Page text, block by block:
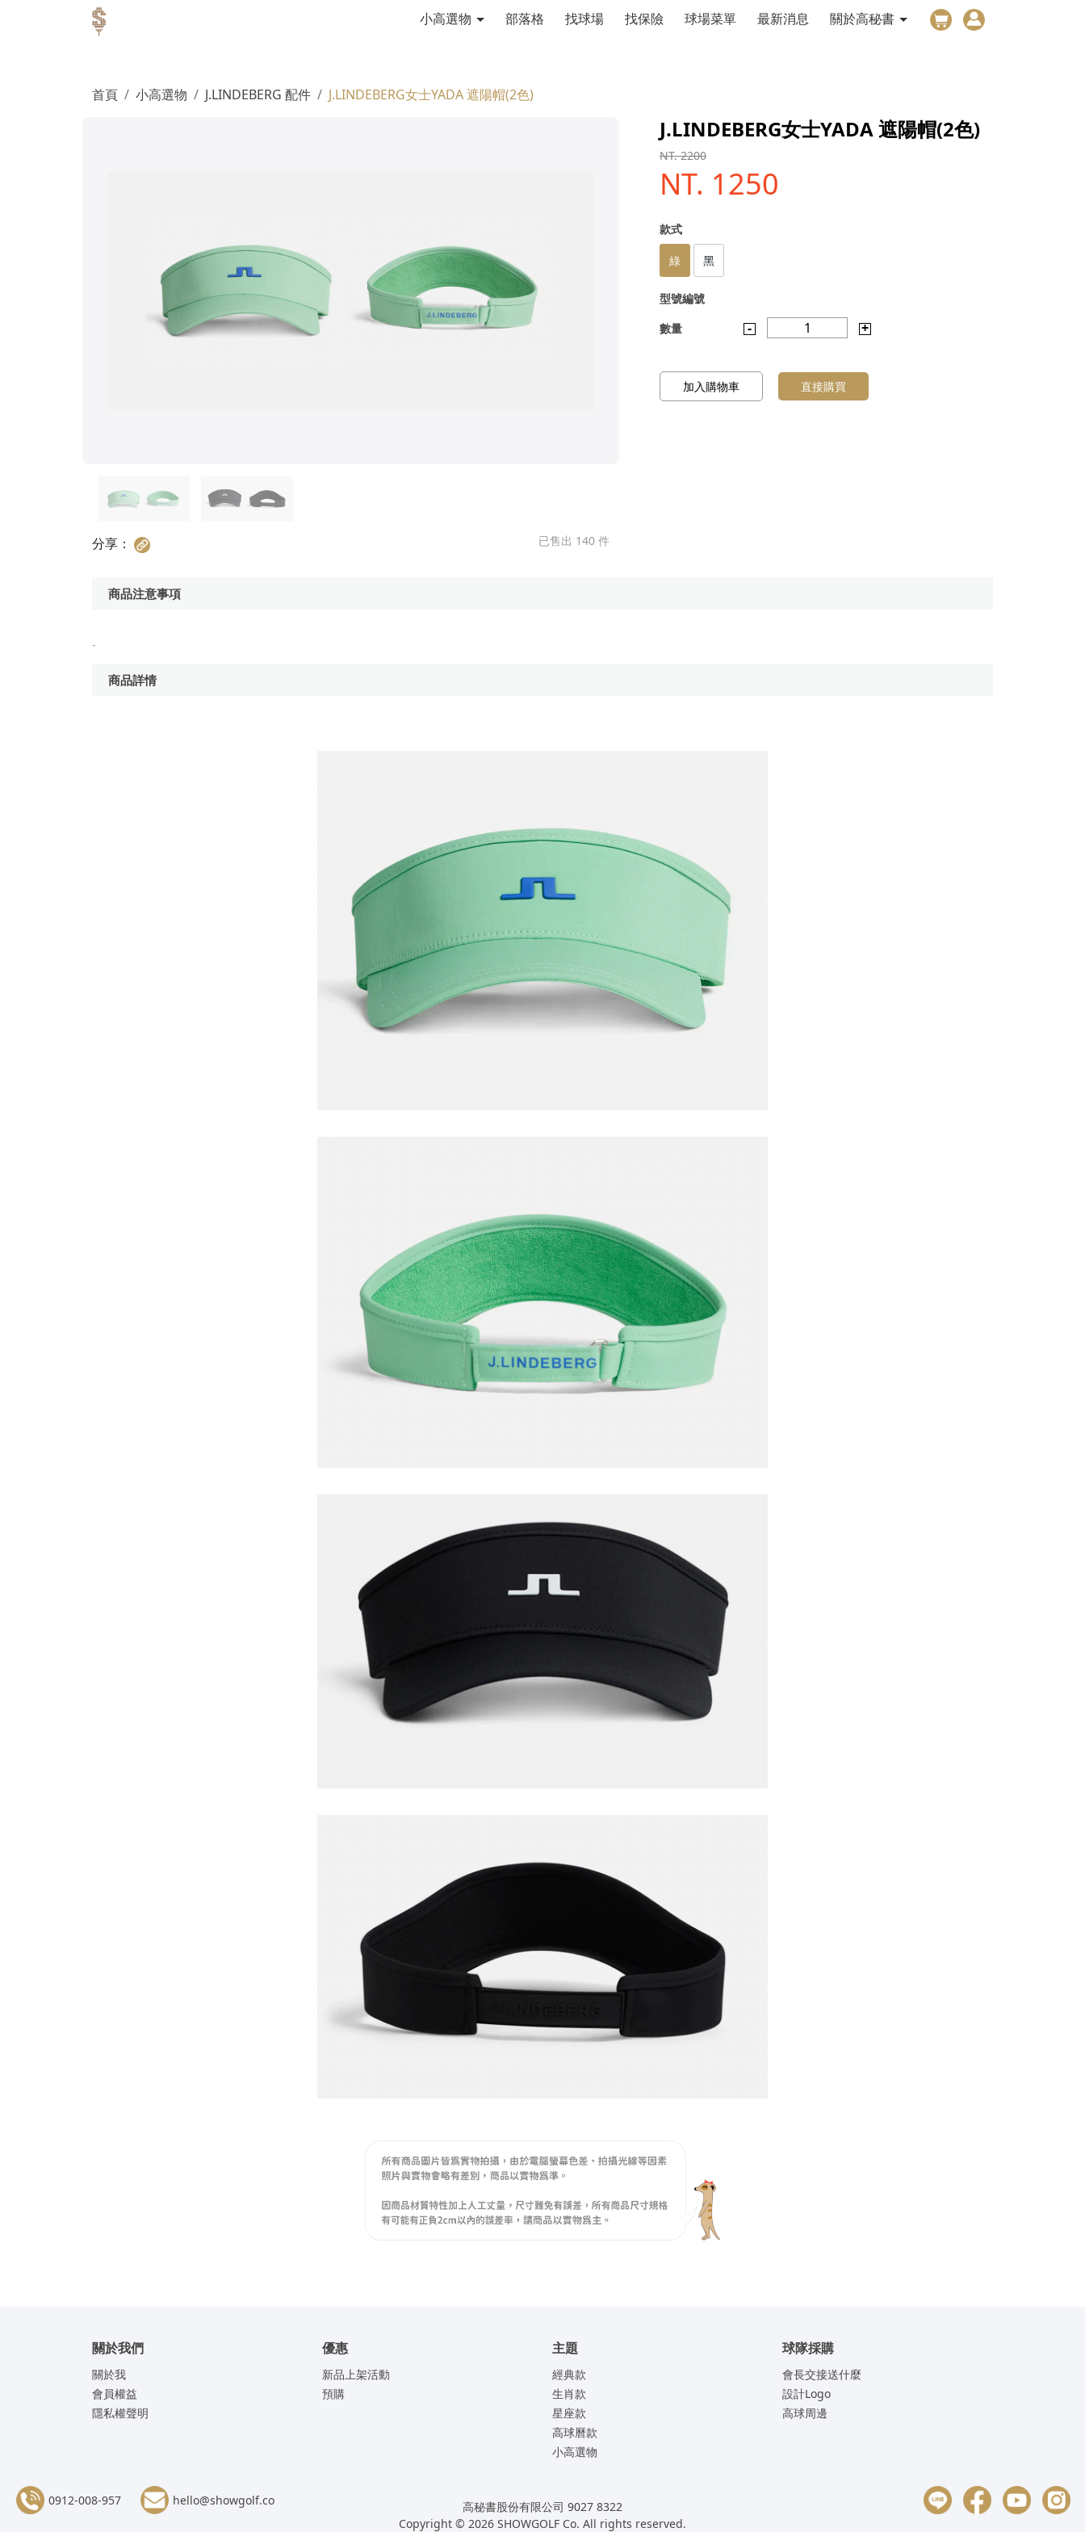
小高選物 部落格 找球場 找保險 球場菜單 最新消息 關於高秘書
首頁 小高選物 J.LINDEBERG 配件 J.LINDEBERG女士YADA 遮陽帽(2色)
分享： 已售出 140 件
J.LINDEBERG女士YADA 遮陽帽(2色)
NT. 2200
NT. 1250
款式
綠 黑
型號編號
數量
- 1 +
加入購物車 直接購買
商品注意事項
-
商品詳情
關於我們
關於我
會員權益
隱私權聲明
優惠
新品上架活動
預購
主題
經典款
生肖款
星座款
高球曆款
小高選物
球隊採購
會長交接送什麼
設計Logo
高球周邊
0912-008-957 hello@showgolf.co
高秘書股份有限公司 9027 8322
Copyright © 2026 SHOWGOLF Co. All rights reserved.